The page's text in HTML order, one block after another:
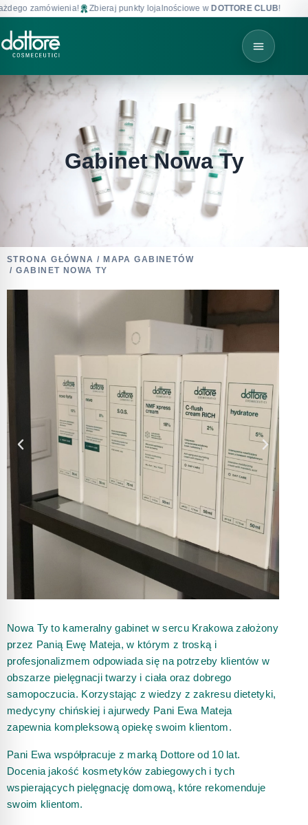
zamówienia! Zbieraj punkty lojalnościowe wDOTTORE CLUB !
Gabinet Nowa Ty
STRONA GŁÓWNA / MAPA GABINETÓW
/ GABINET NOWA TY
Nowa Ty to kameralny gabinet w sercu Krakowa założony
przez Panią Ewę Mateja, w którym z troską i
profesjonalizmem odpowiada się na potrzeby klientów w
obszarze pielęgnacji twarzy i ciała oraz dobrego
samopoczucia. Korzystając z wiedzy z zakresu dietetyki,
medycyny chińskiej i ajurwedy Pani Ewa Mateja
zapewnia kompleksową opiekę swoim klientom.
Pani Ewa współpracuje z marką Dottore od 10 lat.
Docenia jakość kosmetyków zabiegowych i tych
wspierających pielęgnację domową, które rekomenduje
swoim klientom.